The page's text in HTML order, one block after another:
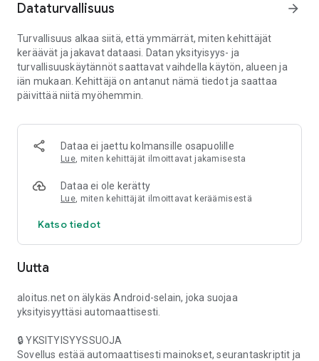
aina helposti takaisin pääsivulle.
joiden
tavoitteena on parantaa käyttökokemusta, vähentää
häiriötekijöitä ja
lisätä selaamisen turvallisuutta. Näiden ominaisuuksien
avulla sivuston
miellyttävämpää.
Osta palvelu:
https://verkkokauppa.macomtech.fi/tuote/vuosilisenssi-
tietokoneelle-vain-333e-kk/
Dataturvallisuus arrow_forward
Turvallisuus alkaa siitä, että ymmärrät, miten kehittäjät
keräävät ja jakavat dataasi. Datan yksityisyys- ja
turvallisuuskäytännöt saattavat vaihdella käytön, alueen ja
iän mukaan. Kehittäjä on antanut nämä tiedot ja saattaa
päivittää niitä myöhemmin.
Dataa ei jaettu kolmansille osapuolille
Lue, miten kehittäjät ilmoittavat jakamisesta
Dataa ei ole kerätty
Lue, miten kehittäjät ilmoittavat keräämisestä
Katso tiedot
Uutta
aloitus.net on älykäs Android-selain, joka suojaa
yksityisyyttäsi automaattisesti.
🔒 YKSITYISYYSSUOJA
Sovellus estää automaattisesti mainokset, seurantaskriptit ja